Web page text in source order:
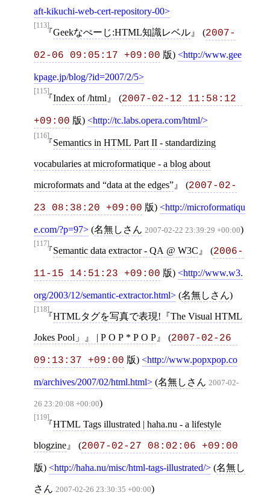
aft-kikuchi-web-cert-repository-00
[113]
Geekなぺーじ:HTML知識レベル (2007-
02-06 09:05:17 +09:00 版) http://www.gee
kpage.jp/blog/?id=2007/2/5
[115]
Index of /html (2007-02-12 11:58:12
+09:00 版) http://tc.labs.opera.com/html/
[116]
Semantics in HTML Part II - standardizing
vocabularies at microformatique - a blog about
microformats and “data at the edges” (2007-02-
23 08:38:20 +09:00 版) http://microformatiqu
e.com/?p=97 (名無しさん 2007-02-22 23:39:29 +00:00)
[117]
Semantic data extractor - QA @ W3C (2006-
11-15 14:51:23 +09:00 版) http://www.w3.
org/2003/12/semantic-extractor.html (名無しさん)
[118]
HTMLタグを写真で表現!『The Visual HTML
Jokes Pool」』 | P O P * P O P (2007-02-26
09:13:37 +09:00 版) http://www.popxpop.co
m/archives/2007/02/html.html (名無しさん 2007-02-
26 23:20:08 +00:00)
[119]
HTML Tags illustrated | haha.nu - a lifestyle
blogzine (2007-02-27 08:02:06 +09:00
版) http://haha.nu/misc/html-tags-illustrated/ (名無し
さん 2007-02-26 23:30:35 +00:00)